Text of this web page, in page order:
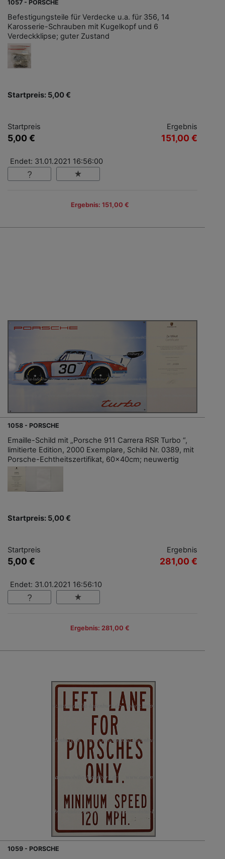
1057 - PORSCHE
Befestigungsteile für Verdecke u.a. für 356, 14
Karosserie-Schrauben mit Kugelkopf und 6
Verdeckklipse; guter Zustand
Startpreis: 5,00 €
Startpreis
5,00 €
Ergebnis
151,00 €
Endet: 31.01.2021 16:56:00
Ergebnis: 151,00 €
1058 - PORSCHE
Emaille-Schild mit „Porsche 911 Carrera RSR Turbo “,
limitierte Edition, 2000 Exemplare, Schild Nr. 0389, mit
Porsche-Echtheitszertifikat, 60x40cm; neuwertig
Startpreis: 5,00 €
Startpreis
5,00 €
Ergebnis
281,00 €
Endet: 31.01.2021 16:56:10
Ergebnis: 281,00 €
1059 - PORSCHE